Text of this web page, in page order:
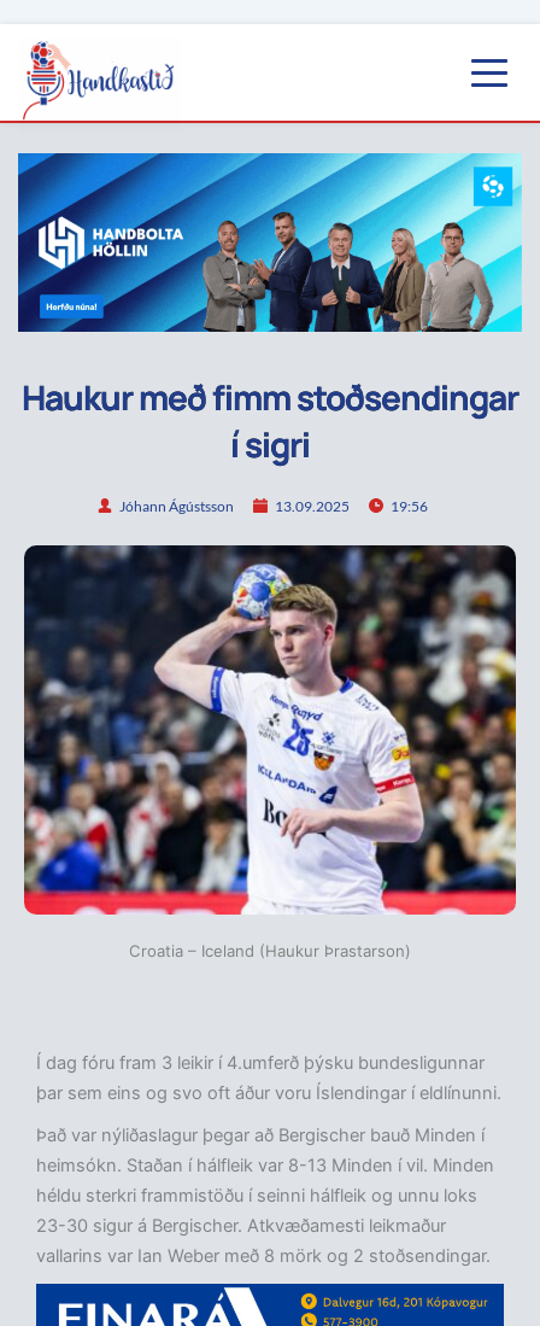
Haukur með fimm stoðsendingar
í sigri
Jóhann Ágústsson 13.09.2025 19:56
Croatia – Iceland (Haukur Þrastarson)
Í dag fóru fram 3 leikir í 4.umferð þýsku bundesligunnar
þar sem eins og svo oft áður voru Íslendingar í eldlínunni.
Það var nýliðaslagur þegar að Bergischer bauð Minden í
heimsókn. Staðan í hálfleik var 8-13 Minden í vil. Minden
héldu sterkri frammistöðu í seinni hálfleik og unnu loks
23-30 sigur á Bergischer. Atkvæðamesti leikmaður
vallarins var Ian Weber með 8 mörk og 2 stoðsendingar.